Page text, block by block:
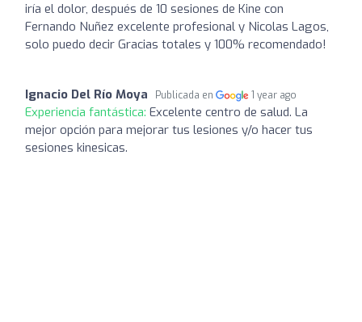
iría el dolor, después de 10 sesiones de Kine con
Fernando Nuñez excelente profesional y Nicolas Lagos,
solo puedo decir Gracias totales y 100% recomendado!
Ignacio Del Río Moya Publicada en 1 year ago
Experiencia fantástica: Excelente centro de salud. La
mejor opción para mejorar tus lesiones y/o hacer tus
sesiones kinesicas.